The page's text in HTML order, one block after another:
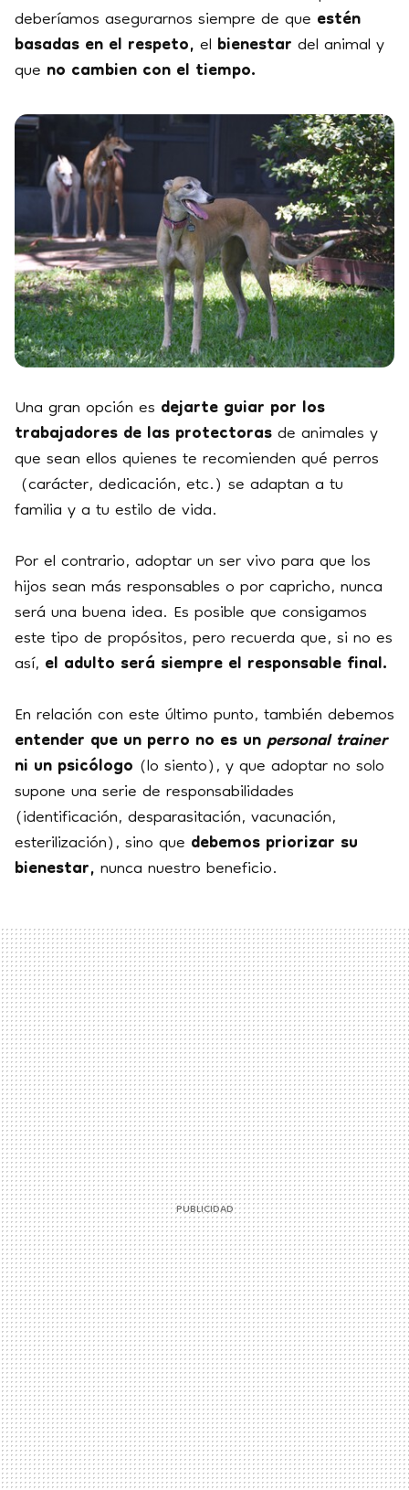
deberíamos asegurarnos siempre de queestén
basadas en el respeto,elbienestardel animal y
queno cambien con el tiempo.
Una gran opción esdejarte guiar por los
trabajadores de las protectorasde animales y
que sean ellos quienes te recomienden qué perros
(carácter, dedicación, etc.) se adaptan a tu
familia y a tu estilo de vida.
Por el contrario, adoptar un ser vivo para que los
hijos sean más responsables o por capricho, nunca
será una buena idea. Es posible que consigamos
este tipo de propósitos, pero recuerda que, si no es
así,el adulto será siempre el responsable final.
En relación con este último punto, tambiéndebemos
entender que un perro no es unpersonal trainer
ni un psicólogo (lo siento), y que adoptar no solo
supone una serie de responsabilidades
(identificación, desparasitación, vacunación,
esterilización), sino quedebemos priorizar su
bienestar,nunca nuestro beneficio.